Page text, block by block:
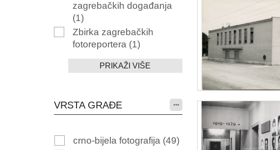
zagrebačkih događanja
(1)
Zbirka zagrebačkih
fotoreportera (1)
PRIKAŽI VIŠE
VRSTA GRAĐE
crno-bijela fotografija (49)